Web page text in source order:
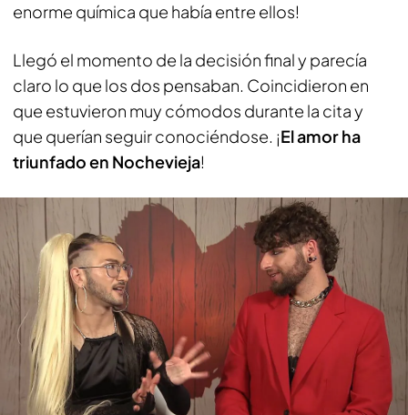
enorme química que había entre ellos!
Llegó el momento de la decisión final y parecía
claro lo que los dos pensaban. Coincidieron en
que estuvieron muy cómodos durante la cita y
que querían seguir conociéndose. ¡El amor ha
triunfado en Nochevieja!